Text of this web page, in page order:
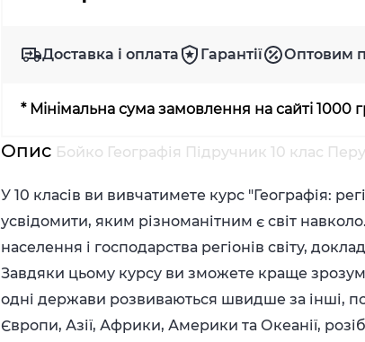
Доставка і оплата Гарантії Оптовим
* Мінімальна сума замовлення на сайті 1000
Опис Бойко Географія Підручник 10 клас
У 10 класів ви вивчатимете курс "Географія:
усвідомити, яким різноманітним є світ
населення і господарства регіонів світу,
Завдяки цьому курсу ви зможете краще
одні держави розвиваються швидше за інші,
Європи, Азії, Африки, Америки та Океанії,